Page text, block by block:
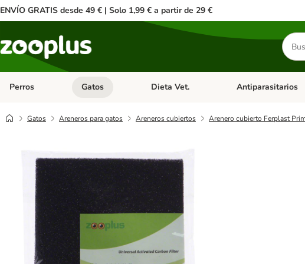
ENVÍO GRATIS desde 49 € | Solo 1,99 € a partir de 29 €
Buscar
Perros Menú de categoria abierto: Perros
Gatos Menú de categoria abierto: Gatos
Dieta Vet. Menú de categoria
Antiparasitarios
Gatos Areneros para gatos Areneros cubiertos Arenero cubierto Ferplast